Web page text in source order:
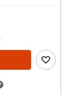
案できます2.物
報をご用意して
多数取り揃えて
付けください。
沢店の3階はリフ
。一級建築士を
頂けます4.年中